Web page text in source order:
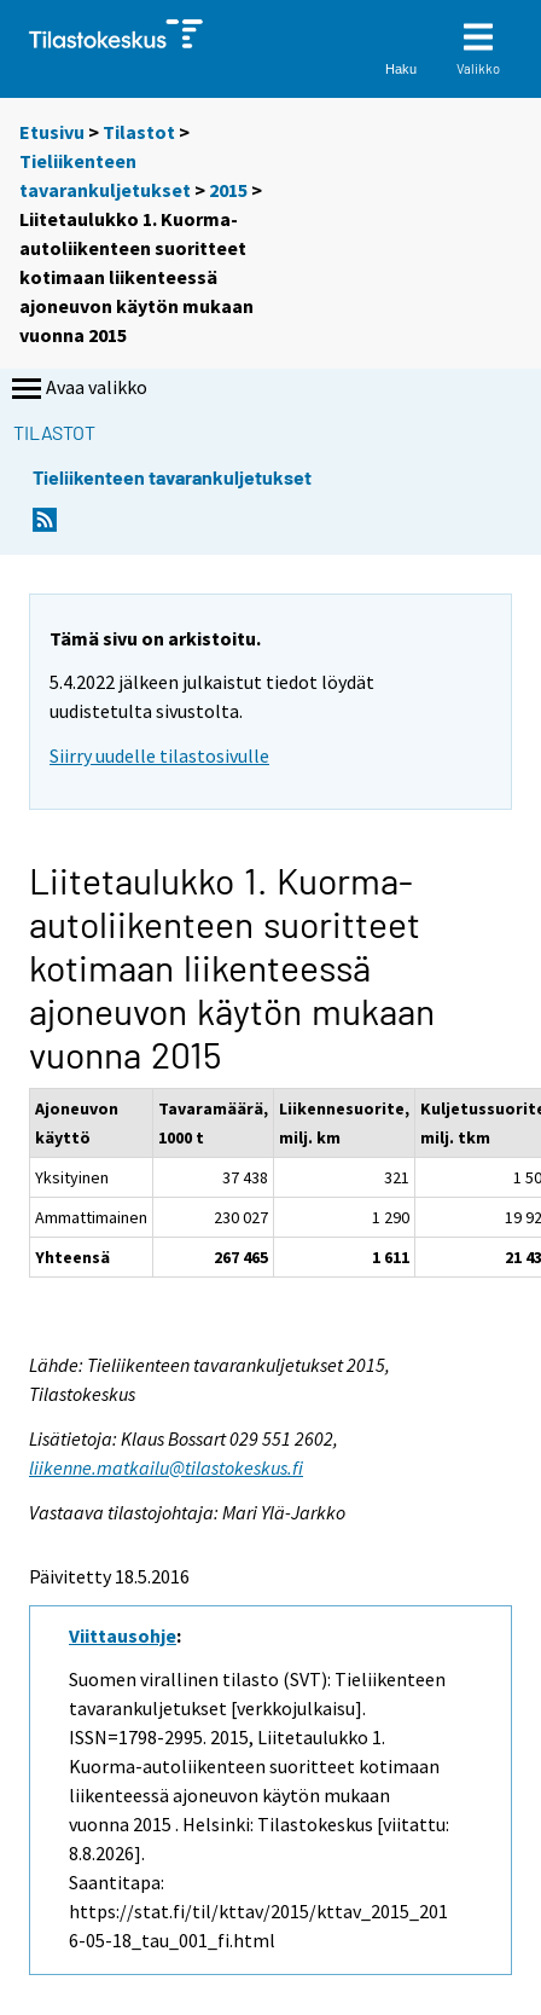
Haku Valikko
Etusivu > Tilastot >
Tieliikenteen
tavarankuljetukset > 2015 >
Liitetaulukko 1. Kuorma-
autoliikenteen suoritteet
kotimaan liikenteessä
ajoneuvon käytön mukaan
vuonna 2015
Avaa valikko
TILASTOT
Tieliikenteen tavarankuljetukset
Tämä sivu on arkistoitu.
5.4.2022 jälkeen julkaistut tiedot löydät
uudistetulta sivustolta.
Siirry uudelle tilastosivulle
Liitetaulukko 1. Kuorma-
autoliikenteen suoritteet
kotimaan liikenteessä
ajoneuvon käytön mukaan
vuonna 2015
Ajoneuvon
käyttö
Tavaramäärä,
1000 t
Liikennesuorite,
milj. km
milj. tkm
Yksityinen
37 438 321
1
Ammattimainen
230 027 1 290
19
Yhteensä
267 465 1 611 21
Lähde: Tieliikenteen tavarankuljetukset 2015,
Tilastokeskus
Lisätietoja: Klaus Bossart 029 551 2602,
liikenne.matkailu@tilastokeskus.fi
Vastaava tilastojohtaja: Mari Ylä-Jarkko
Päivitetty 18.5.2016
Viittausohje:
Suomen virallinen tilasto (SVT): Tieliikenteen
tavarankuljetukset [verkkojulkaisu].
ISSN=1798-2995. 2015, Liitetaulukko 1.
Kuorma-autoliikenteen suoritteet kotimaan
liikenteessä ajoneuvon käytön mukaan
vuonna 2015 . Helsinki: Tilastokeskus [viitattu:
8.8.2026].
Saantitapa:
https://stat.fi/til/kttav/2015/kttav_2015_201
6-05-18_tau_001_fi.html